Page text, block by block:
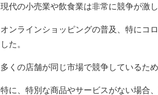
現代の小売業や飲食業は非常に競争が激し
オンラインショッピングの普及、特にコ
した。
多くの店舗が同じ市場で競争しているた
特に、特別な商品やサービスがない場合